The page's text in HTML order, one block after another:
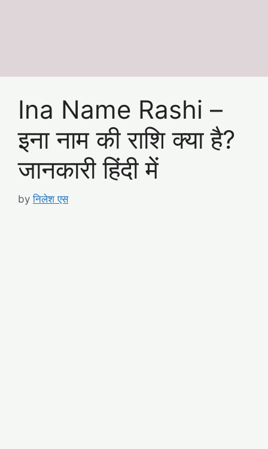
Ina Name Rashi –
इना नाम की राशि क्या है?
जानकारी हिंदी में
byनिलेश एस